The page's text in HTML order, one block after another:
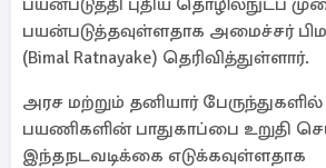
பயன்படுத்தி புதிய தொழில்நுட்ப
பயன்படுத்தவுள்ளதாக அமைச்சர்
(Bimal Ratnayake) தெரிவித்துள்ளார்.
அரச மற்றும் தனியார்
பயணிகளின் பாதுகாப்பை உறுதி
இந்தநடவடிக்கை எடுக்கவுள்ளதாக